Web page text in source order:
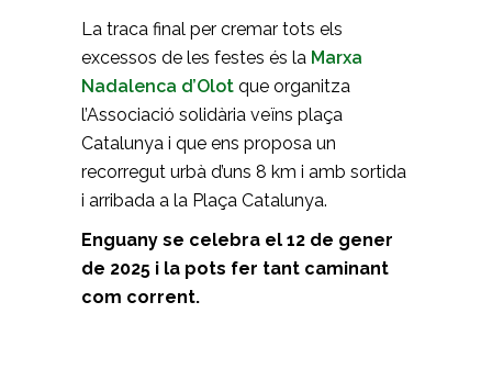
La traca final per cremar tots els
excessos de les festes és la Marxa
Nadalenca d’Olot que organitza
l’Associació solidària veïns plaça
Catalunya i que ens proposa un
recorregut urbà d’uns 8 km i amb sortida
i arribada a la Plaça Catalunya.
Enguany se celebra el 12 de gener
de 2025 i la pots fer tant caminant
com corrent.